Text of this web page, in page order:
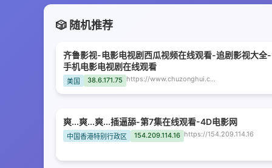
🎲 随机推荐
齐鲁影视-电影电视剧西瓜视频在线观看-追剧影视大全-
手机电影电视剧在线观看
美国 38.6.171.75 https://www.chuzonghui.com
爽...爽...爽...插逼舔-第7集在线观看-4D电影网
中国香港特别行政区 154.209.114.16 https://154.209.114.16